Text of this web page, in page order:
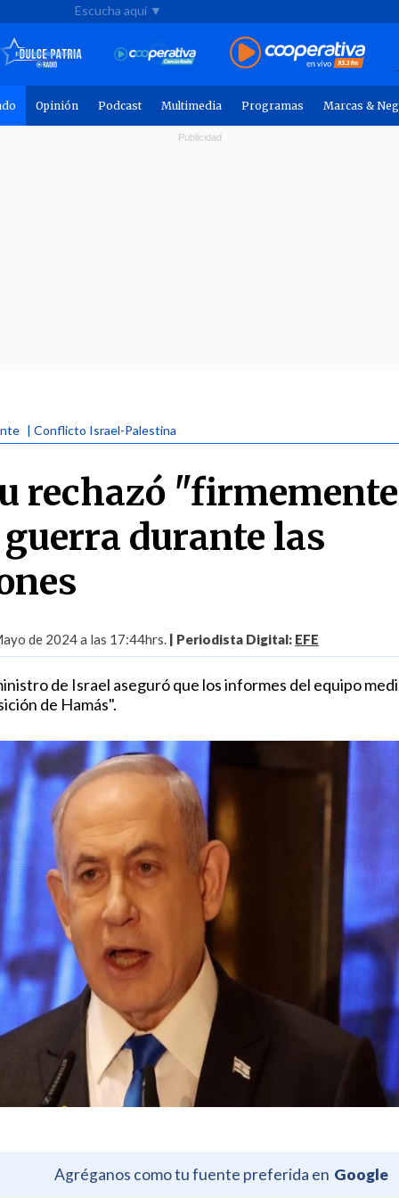
Escucha aquí ▼
Opinión Podcast Multimedia Programas Marcas &
| Conflicto Israel-Palestina
rechazó
durante las
de 2024 a las 17:44hrs. | Periodista Digital: EFE
de Israel aseguró que los informes del equipo
de Hamás".
Agréganos como tu fuente preferida en Google